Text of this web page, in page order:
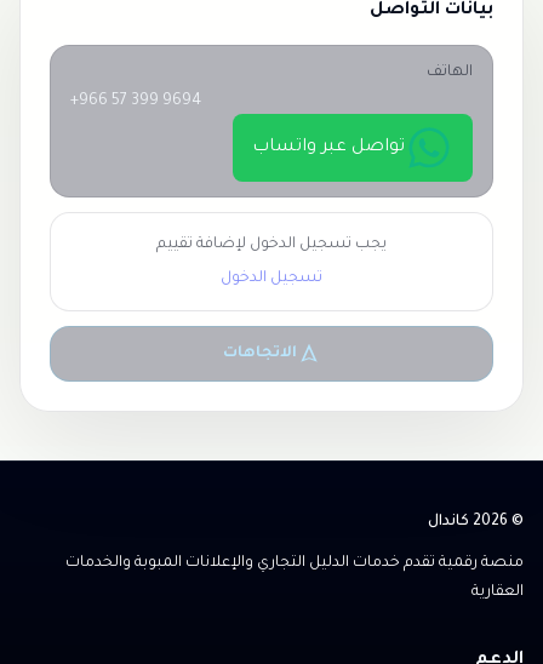
بيانات التواصل
الهاتف
+966 57 399 9694
تواصل عبر واتساب
يجب تسجيل الدخول لإضافة تقييم
تسجيل الدخول
الاتجاهات
© 2026 كاندال
منصة رقمية تقدم خدمات الدليل التجاري والإعلانات المبوبة والخدمات
العقارية